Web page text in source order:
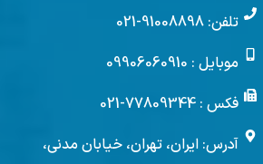
تلفن: 91008898-021
موبایل : 09906060910
فکس : 77809344-021
آدرس: ایران، تهران، خیابان مدنی،